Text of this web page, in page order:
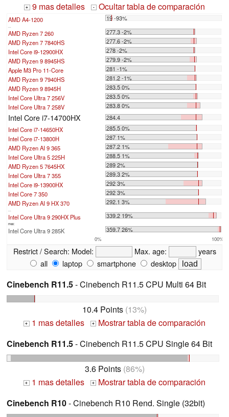
+ 9 mas detalles - Ocultar tabla de comparación
AMD A4-1200 19 -93%
...
AMD Ryzen 7 260
277.3 -2%
AMD Ryzen 7 7840HS
277.6 -2%
Intel Core i9-12900HX
278 -2%
AMD Ryzen 9 8945HS
279.9 -2%
Apple M3 Pro 11-Core
281 -1%
AMD Ryzen 9 7940HS
281.2 -1%
AMD Ryzen 9 8945H
283.5 0%
Intel Core Ultra 7 256V
283.5 0%
Intel Core Ultra 7 258V
283.8 0%
Intel Core i7-14700HX
284.4
Intel Core i7-14650HX
285.5 0%
Intel Core i7-13800H
287 1%
AMD Ryzen AI 9 365
287.2 1%
Intel Core Ultra 5 225H
288.5 1%
AMD Ryzen 5 7645HX
289 2%
Intel Core Ultra 7 355
289.3 2%
Intel Core i9-13900HX
292 3%
Intel Core 7 350
292 3%
AMD Ryzen AI 9 HX 370
292.1 3%
...
Intel Core Ultra 9 290HX Plus 339.2 19%
max:
Intel Core Ultra 9 285K 359.7 26%
0% 100%
Restrict / Search: Model: Max. age:
years
all
laptop smartphone desktop
Cinebench R11.5- Cinebench R11.5 CPU Multi 64 Bit
10.4 Points (13%)
+ 1 mas detalles +
Mostrar tabla de comparación
Cinebench R11.5- Cinebench R11.5 CPU Single 64 Bit
3.6 Points(86%)
+ 1 mas detalles +
Mostrar tabla de comparación
Cinebench R10- Cinebench R10 Rend. Single (32bit)